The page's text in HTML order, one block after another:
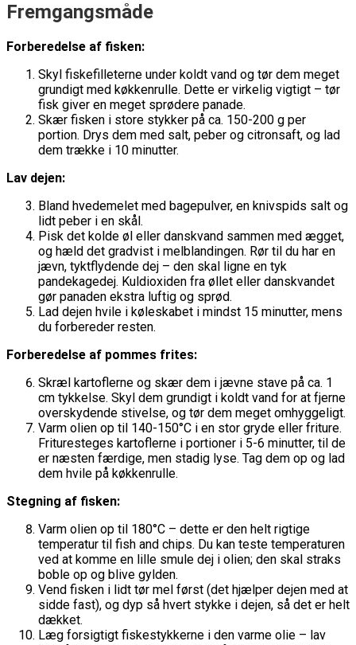
Fremgangsmåde
Forberedelse af fisken:
Skyl fiskefilleterne under koldt vand og tør dem meget
grundigt med køkkenrulle. Dette er virkelig vigtigt – tør
fisk giver en meget sprødere panade.
Skær fisken i store stykker på ca. 150-200 g per
portion. Drys dem med salt, peber og citronsaft, og lad
dem trække i 10 minutter.
Lav dejen:
Bland hvedemelet med bagepulver, en knivspids salt og
lidt peber i en skål.
Pisk det kolde øl eller danskvand sammen med ægget,
og hæld det gradvist i melblandingen. Rør til du har en
jævn, tyktflydende dej – den skal ligne en tyk
pandekagedej. Kuldioxiden fra øllet eller danskvandet
gør panaden ekstra luftig og sprød.
Lad dejen hvile i køleskabet i mindst 15 minutter, mens
du forbereder resten.
Forberedelse af pommes frites:
Skræl kartoflerne og skær dem i jævne stave på ca. 1
cm tykkelse. Skyl dem grundigt i koldt vand for at fjerne
overskydende stivelse, og tør dem meget omhyggeligt.
Varm olien op til 140-150°C i en stor gryde eller friture.
Frituresteges kartoflerne i portioner i 5-6 minutter, til de
er næsten færdige, men stadig lyse. Tag dem op og lad
dem hvile på køkkenrulle.
Stegning af fisken:
Varm olien op til 180°C – dette er den helt rigtige
temperatur til fish and chips. Du kan teste temperaturen
ved at komme en lille smule dej i olien; den skal straks
boble op og blive gylden.
Vend fisken i lidt tør mel først (det hjælper dejen med at
sidde fast), og dyp så hvert stykke i dejen, så det er helt
dækket.
Læg forsigtigt fiskestykkerne i den varme olie – lav